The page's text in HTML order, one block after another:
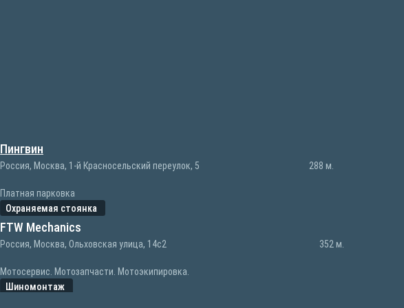
Пингвин
288 м.
Россия, Москва, 1-й Красносельский переулок, 5
Платная парковка
Охраняемая стоянка
FTW Mechanics
352 м.
Россия, Москва, Ольховская улица, 14с2
Мотосервис. Мотозапчасти. Мотоэкипировка.
Шиномонтаж